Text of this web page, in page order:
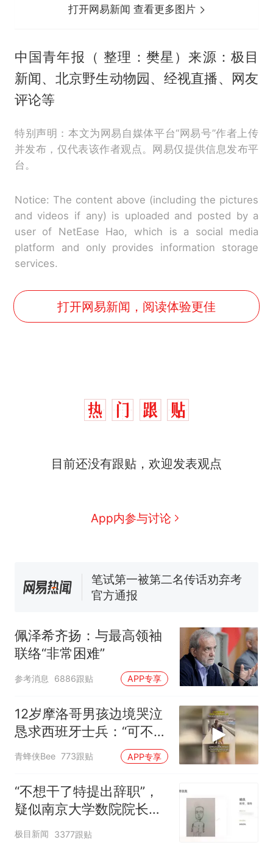
打开网易新闻 查看更多图片
中国青年报（ 整理：樊星）来源：极目
新闻、北京野生动物园、经视直播、网友
评论等
特别声明：本文为网易自媒体平台“网易号”作者上传
并发布，仅代表该作者观点。网易仅提供信息发布平
台。
Notice: The content above (including the pictures
and videos if any) is uploaded and posted by a
user of NetEase Hao, which is a social media
platform and only provides information storage
services.
打开网易新闻，阅读体验更佳
目前还没有跟贴，欢迎发表观点
App内参与讨论
热
“不想干了特提出辞职”，疑
任院长一职，不清楚辞职信来
号，仅凭视频评出？中国烹饪
140多朵
美国渔民钓获鲨鱼徒手将其拽
惊艳！字都飘起来了 博主在田
间创作“悬浮字” 网友：真·裸眼
似南京大学数院院长辞职信流
传，院方回应：喻良教授已卸
任院长一职，不清楚辞职信来
源；曾用手绘图做头像
佩泽希齐扬：与最高领袖
联络“非常困难”
参考消息 6886跟贴 APP专享
12岁摩洛哥男孩边境哭泣
恳求西班牙士兵：“可不可
以不要把我遣返回国”
青蜂侠Bee 773跟贴 APP专享
“不想干了特提出辞职”，
疑似南京大学数院院长辞
职信流传，院方回应：喻
良教授已卸任院长一职，
极目新闻 3377跟贴